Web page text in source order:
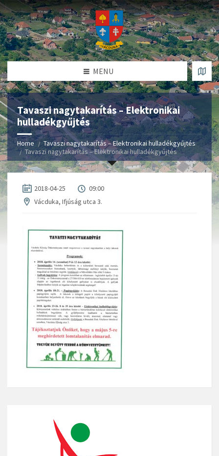
MENU
Tavaszi nagytakarítás – Elektronikai
hulladékgyűjtés
Home
Tavaszi nagytakarítás – Elektronikai hulladékgyűjtés
Tavaszi nagytakarítás – Elektronikai hulladékgyűjtés
2018-04-25
09:00
Vácduka, Ifjúság utca 3.